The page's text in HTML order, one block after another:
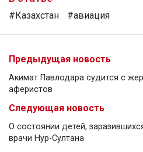
#Казахстан #авиация
Предыдущая новость
Акимат Павлодара судится с
аферистов
Следующая новость
О состоянии детей,
врачи Нур-Султана